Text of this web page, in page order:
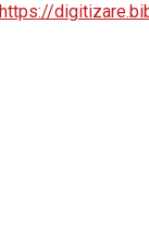
https://